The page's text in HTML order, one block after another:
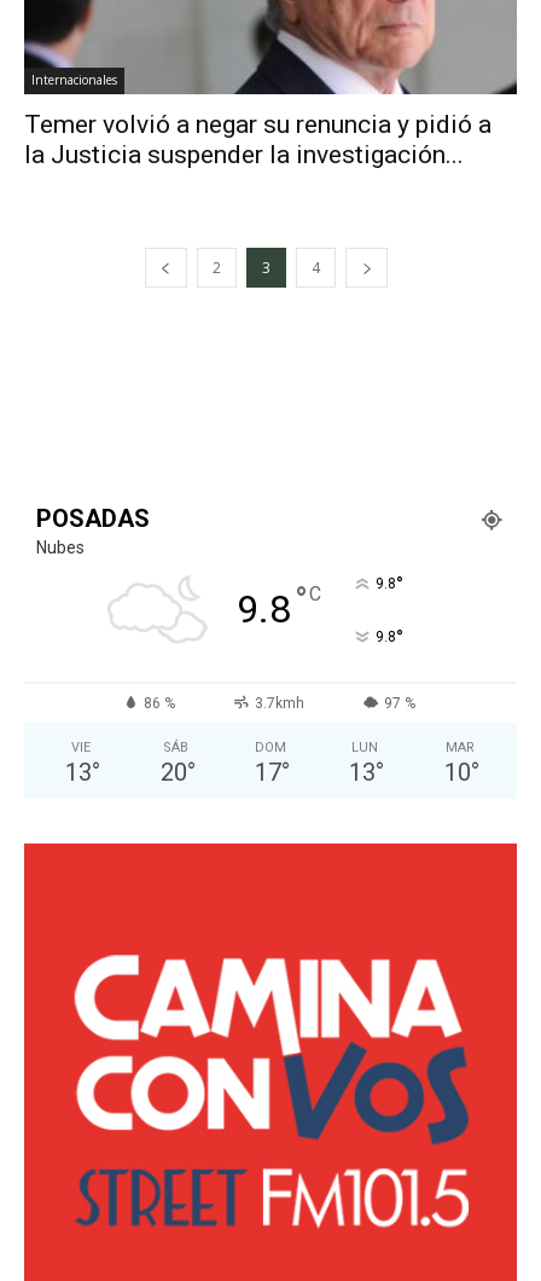
Internacionales
Temer volvió a negar su renuncia y pidió a
la Justicia suspender la investigación...
2 3 4
POSADAS
Nubes
9.8°C 9.8°
9.8°
86 % 3.7kmh 97 %
VIE
13°
SÁB
20°
DOM
17°
LUN
13°
MAR
10°